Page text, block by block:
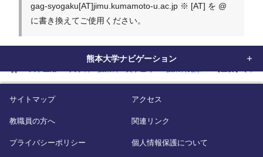
home
gag-syogaku[AT]jimu.kumamoto-u.ac.jp ※ [AT] を @
に書き換えてご使用ください。
熊本大学ナビゲーション
サイトマップ アクセス
教職員の方へ 関連リンク
プライバシーポリシー 個人情報保護について